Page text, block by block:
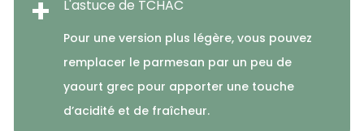
+ L'astuce de TCHAC
Pour une version plus légère, vous pouvez
remplacer le parmesan par un peu de
yaourt grec pour apporter une touche
d’acidité et de fraîcheur.